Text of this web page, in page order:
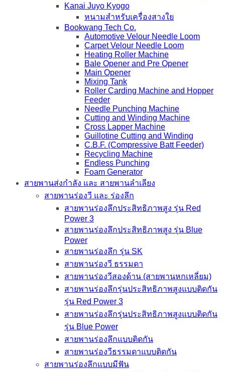
Kanai Juyo Kyogo
หนามสำหรับเครื่องสางใย
Bookwang Tech Co.
Automotive Velour Needle Loom
Carpet Velour Needle Loom
Heating Roller Machine
Bale Opener and Pre Opener
Main Opener
Mixing Tank
Roller Carding Machine and Hopper
Feeder
Needle Punching Machine
Cutting and Winding Machine
Cross Lapper Machine
Guillotine Cutting and Winding
C.B.F. (Compressive Batt Feeder)
Recycling Machine
Endless Punching
Foam Generator
สายพานส่งกำลัง และ สายพานลำเลียง
สายพานร่องวี และ ร่องลึก
สายพานร่องลึกประสิทธิภาพสูง รุ่น Red
Power 3
สายพานร่องลึกประสิทธิภาพสูง รุ่น Blue
Power
สายพานร่องลึก รุ่น SK
สายพานร่องวี ธรรมดา
สายพานร่องวีสองด้าน (สายพานหกเหลี่ยม)
สายพานร่องลึกรุ่นประสิทธิภาพสูงแบบติดกัน
รุ่น Red Power 3
สายพานร่องลึกรุ่นประสิทธิภาพสูงแบบติดกัน
รุ่น Blue Power
สายพานร่องลึกแบบติดกัน
สายพานร่องวีธรรมดาแบบติดกัน
สายพานร่องลึกแบบมีฟัน